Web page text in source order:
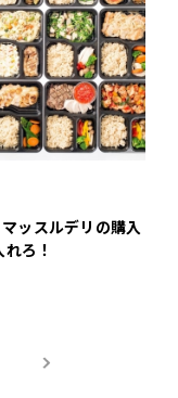
ッスルデリの購入
ろ！